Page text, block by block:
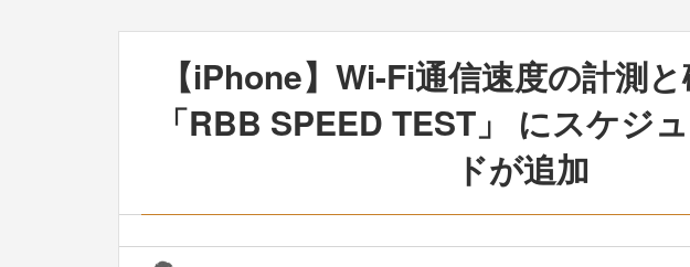
【iPhone】Wi-Fi通信速度の計測
「RBB SPEED TEST」 にスケジ
ドが追加